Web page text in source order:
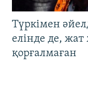
Түркімен
елінде де,
қорғалмаған